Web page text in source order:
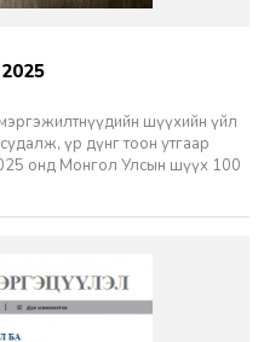
шүүхийн үйл
үр дүнг тоон утгаар
онд Монгол Улсын шүүх 100